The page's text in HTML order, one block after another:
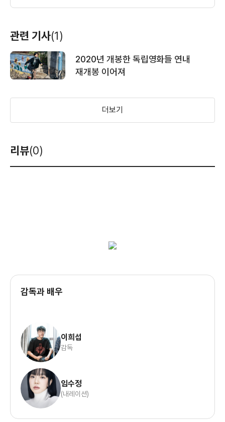
관련 기사(1)
2020년 개봉한 독립영화들 연내
재개봉 이어져
더보기
리뷰(0)
감독과 배우
이희섭
감독
임수정
(내레이션)